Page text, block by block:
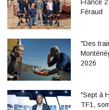
France
Féraud
"Des
2026
"Sept à
TF1,